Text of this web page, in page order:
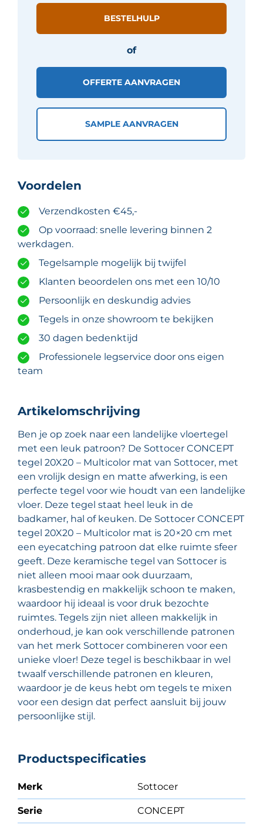
BESTELHULP
of
OFFERTE AANVRAGEN
SAMPLE AANVRAGEN
Artikelomschrijving
Ben je op zoek naar een landelijke vloertegel
met een leuk patroon? De Sottocer CONCEPT
tegel 20X20 – Multicolor mat van Sottocer, met
een vrolijk design en matte afwerking, is een
perfecte tegel voor wie houdt van een landelijke
vloer. Deze tegel staat heel leuk in de
badkamer, hal of keuken. De Sottocer CONCEPT
tegel 20X20 – Multicolor mat is 20×20 cm met
een eyecatching patroon dat elke ruimte sfeer
geeft. Deze keramische tegel van Sottocer is
niet alleen mooi maar ook duurzaam,
krasbestendig en makkelijk schoon te maken,
waardoor hij ideaal is voor druk bezochte
ruimtes. Tegels zijn niet alleen makkelijk in
onderhoud, je kan ook verschillende patronen
van het merk Sottocer combineren voor een
unieke vloer! Deze tegel is beschikbaar in wel
twaalf verschillende patronen en kleuren,
waardoor je de keus hebt om tegels te mixen
voor een design dat perfect aansluit bij jouw
persoonlijke stijl.
Voordelen
Verzendkosten €45,-
Op voorraad: snelle levering binnen 2
werkdagen.
Tegelsample mogelijk bij twijfel
Klanten beoordelen ons met een 10/10
Persoonlijk en deskundig advies
Tegels in onze showroom te bekijken
30 dagen bedenktijd
Professionele legservice door ons eigen
team
Productspecificaties
Merk Sottocer
Serie CONCEPT